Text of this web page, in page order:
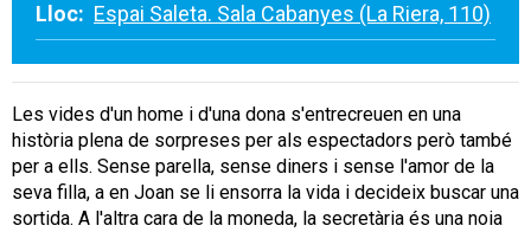
Lloc: Espai Saleta. Sala Cabanyes (La Riera, 110)
Les vides d'un home i d'una dona s'entrecreuen en una
història plena de sorpreses per als espectadors però també
per a ells. Sense parella, sense diners i sense l'amor de la
seva filla, a en Joan se li ensorra la vida i decideix buscar una
sortida. A l'altra cara de la moneda, la secretària és una noia